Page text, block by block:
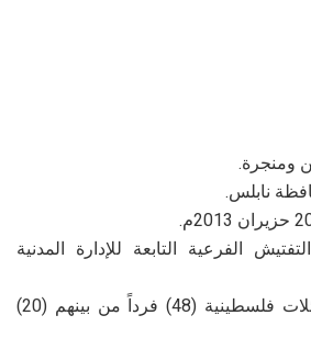
نابلس.
الفرعية التابعة للإدارة المدنية
10عائلات فلسطينية (48) فرداً من بينهم (20)